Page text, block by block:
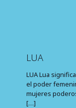
LUA
LUA Lua
el poder
mujeres
[…]